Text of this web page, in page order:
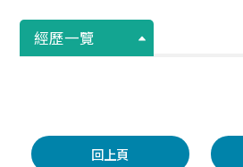
經歷一覽
回上頁